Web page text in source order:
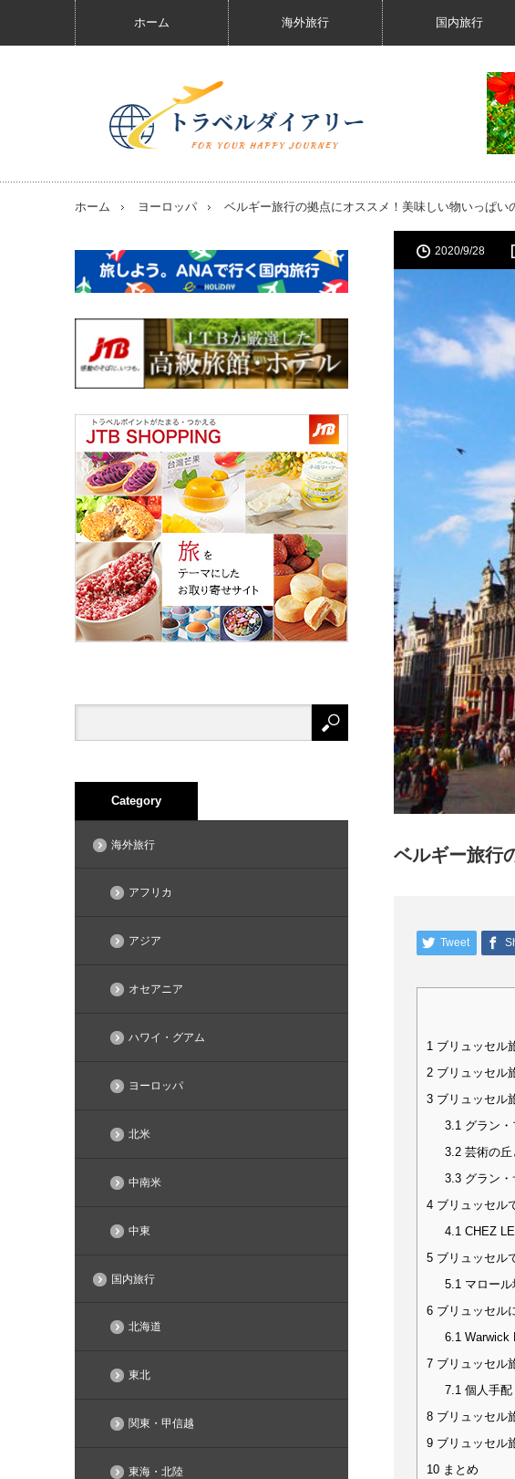
ホーム 海外旅行 国内旅行
ホーム ヨーロッパ ベルギー旅行の拠点にオススメ！美味しい物いっぱい
2020/9/28
ベルギー旅行
Tweet
1 ブリュッセル
2 ブリュッセル
3 ブリュッセル
3.1 グラン・
3.2芸術の丘
3.3グラン・
4 ブリュッセル
4.1 CHEZ
5 ブリュッセル
5.1 マロー
6 ブリュッセル
6.1 Warwick
7 ブリュッセル
7.1 個人手配
8 ブリュッセル
9 ブリュッセル
10 まとめ
Category
海外旅行
アフリカ
アジア
オセアニア
ハワイ・グアム
ヨーロッパ
北米
中南米
中東
国内旅行
北海道
東北
関東・甲信越
東海・北陸